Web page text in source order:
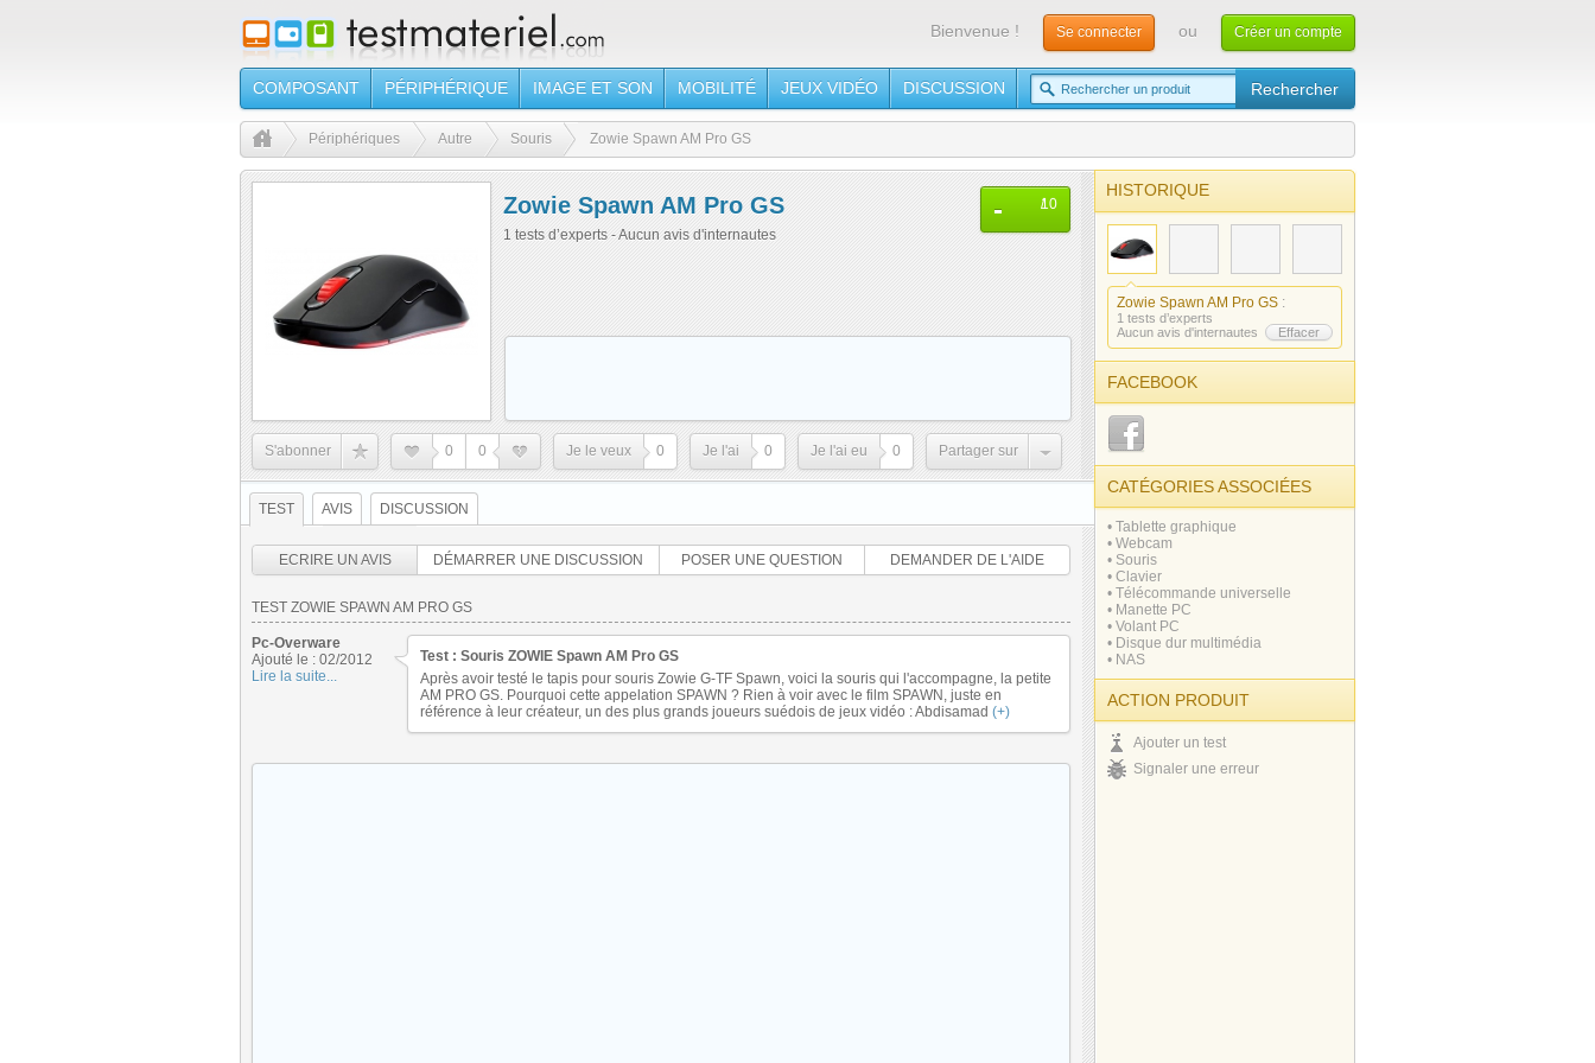
Bienvenue ! Se connecter ou Créer un compte
COMPOSANT PÉRIPHÉRIQUE IMAGE ET SON MOBILITÉ JEUX VIDÉO DISCUSSION
Périphériques Autre Souris Zowie Spawn AM Pro GS
Zowie Spawn AM Pro GS
1 tests d’experts - Aucun avis d'internautes
- /10
S'abonner 0 0 Je le veux 0 Je l'ai 0 Je l'ai eu 0 Partager sur
TEST AVIS DISCUSSION
ECRIRE UN AVIS DÉMARRER UNE DISCUSSION POSER UNE QUESTION DEMANDER DE L'AIDE
TEST ZOWIE SPAWN AM PRO GS
Pc-Overware
Ajouté le : 02/2012
Lire la suite...
Test : Souris ZOWIE Spawn AM Pro GS
Après avoir testé le tapis pour souris Zowie G-TF Spawn, voici la souris qui l'accompagne, la petite
AM PRO GS. Pourquoi cette appelation SPAWN ? Rien à voir avec le film SPAWN, juste en
référence à leur créateur, un des plus grands joueurs suédois de jeux vidéo : Abdisamad (+)
HISTORIQUE
Zowie Spawn AM Pro GS :
1 tests d’experts
Aucun avis d'internautes
Effacer
FACEBOOK
CATÉGORIES ASSOCIÉES
• Tablette graphique
• Webcam
• Souris
• Clavier
• Télécommande universelle
• Manette PC
• Volant PC
• Disque dur multimédia
• NAS
ACTION PRODUIT
Ajouter un test
Signaler une erreur